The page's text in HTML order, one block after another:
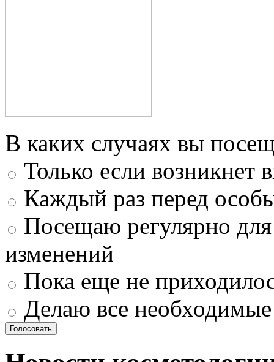
В каких случаях вы
Только если возникнет
Каждый раз перед
Посещаю регулярно
изменений
Пока еще не
Делаю все